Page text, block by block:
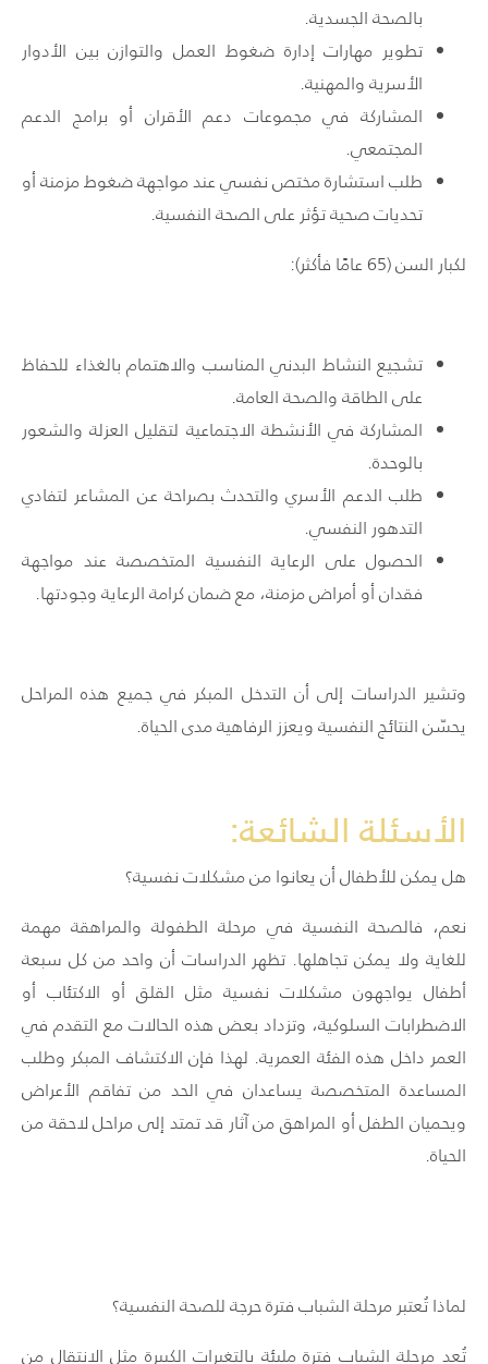
بالصحة الجسدية.
تطوير مهارات إدارة ضغوط العمل والتوازن بين الأدوار
الأسرية والمهنية.
المشاركة في مجموعات دعم الأقران أو برامج الدعم
المجتمعي.
طلب استشارة مختص نفسي عند مواجهة ضغوط مزمنة أو
تحديات صحية تؤثر على الصحة النفسية.
لكبار السن (65 عامًا فأكثر):
تشجيع النشاط البدني المناسب والاهتمام بالغذاء للحفاظ
على الطاقة والصحة العامة.
المشاركة في الأنشطة الاجتماعية لتقليل العزلة والشعور
بالوحدة.
طلب الدعم الأسري والتحدث بصراحة عن المشاعر لتفادي
التدهور النفسي.
الحصول على الرعاية النفسية المتخصصة عند مواجهة
فقدان أو أمراض مزمنة، مع ضمان كرامة الرعاية وجودتها.
وتشير الدراسات إلى أن التدخل المبكر في جميع هذه المراحل
يحسّن النتائج النفسية ويعزز الرفاهية مدى الحياة.
الأسئلة الشائعة:
هل يمكن للأطفال أن يعانوا من مشكلات نفسية؟
نعم، فالصحة النفسية في مرحلة الطفولة والمراهقة مهمة
للغاية ولا يمكن تجاهلها. تظهر الدراسات أن واحد من كل سبعة
أطفال يواجهون مشكلات نفسية مثل القلق أو الاكتئاب أو
الاضطرابات السلوكية، وتزداد بعض هذه الحالات مع التقدم في
العمر داخل هذه الفئة العمرية. لهذا فإن الاكتشاف المبكر وطلب
المساعدة المتخصصة يساعدان في الحد من تفاقم الأعراض
ويحميان الطفل أو المراهق من آثار قد تمتد إلى مراحل لاحقة من
الحياة.
لماذا تُعتبر مرحلة الشباب فترة حرجة للصحة النفسية؟
تُعد مرحلة الشباب فترة مليئة بالتغيرات الكبيرة مثل الانتقال من